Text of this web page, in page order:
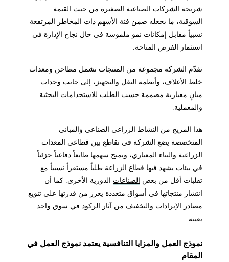
شريحة الشركات الصناعية الصغيرة من حيث القيمة
السوقية، ما يجعله ضمن فئة الأسهم ذات المخاطر المرتفعة
نسبياً مقابل إمكانات نمو ملموسة في حال نجاح الإدارة في
استثمار الفرص المتاحة.
تقدّم الشركة مجموعة من المنتجات تشمل مطاحن ومعدات
خلط الأعلاف، وأنظمة النقل والتجهيز، إلى جانب وحدات
مبانٍ معيارية مصممة حسب الطلب للاستخدامات البحثية
والمعملية.
هذا المزيج من النشاط الزراعي الصناعي والمباني
المتخصصة يضع الشركة في تقاطع بين قطاعي المعدات
الزراعية والبناء المعياري، ويمنح سهمها طابعاً دفاعياً جزئياً
في بيئات يشهد فيها قطاع الزراعة طلباً مستقراً نسبياً مع
تقلبات أقل من بعض الصناعاتالدورية الأخرى. كما أن
انتشار منتجاتها في أسواق متعددة يعزز من قدرتها على تنويع
مصادر الإيرادات والتخفيف من آثار الركود في سوق واحد
بعينه.
نموذج العمل والمزايا التنافسية يعتمد نموذج العمل في
المقام